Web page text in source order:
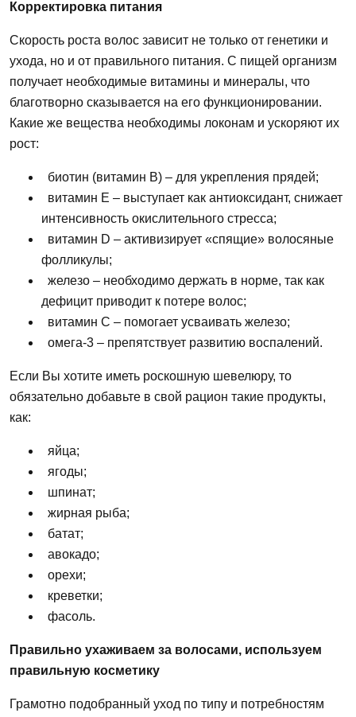
Корректировка питания
Скорость роста волос зависит не только от генетики и
ухода, но и от правильного питания. С пищей организм
получает необходимые витамины и минералы, что
благотворно сказывается на его функционировании.
Какие же вещества необходимы локонам и ускоряют их
рост:
биотин (витамин В) – для укрепления прядей;
витамин Е – выступает как антиоксидант, снижает
интенсивность окислительного стресса;
витамин D – активизирует «спящие» волосяные
фолликулы;
железо – необходимо держать в норме, так как
дефицит приводит к потере волос;
витамин С – помогает усваивать железо;
омега-3 – препятствует развитию воспалений.
Если Вы хотите иметь роскошную шевелюру, то
обязательно добавьте в свой рацион такие продукты,
как:
яйца;
ягоды;
шпинат;
жирная рыба;
батат;
авокадо;
орехи;
креветки;
фасоль.
Правильно ухаживаем за волосами, используем
правильную косметику
Грамотно подобранный уход по типу и потребностям